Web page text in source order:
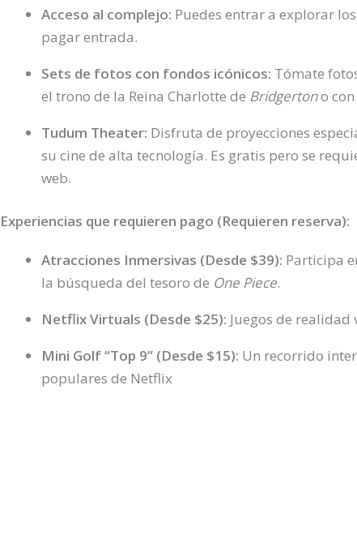
Acceso al complejo: Puedes entrar a explorar
pagar entrada.
Sets de fotos con fondos icónicos: Tómate
el trono de la Reina Charlotte de Bridgertono con
Tudum Theater: Disfruta de proyecciones
su cine de alta tecnología. Es gratis pero se
web.
Experiencias que requieren pago (Requieren reserva):
Atracciones Inmersivas (Desde $39): Participa
la búsqueda del tesoro de One Piece.
Netflix Virtuals (Desde $25): Juegos de
Mini Golf “Top 9” (Desde $15): Un recorrido
populares de Netflix